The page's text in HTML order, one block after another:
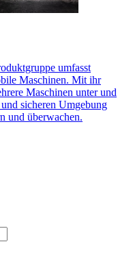
umfasst
Maschinen. Mit ihr
Maschinen unter und
sicheren Umgebung
und überwachen.